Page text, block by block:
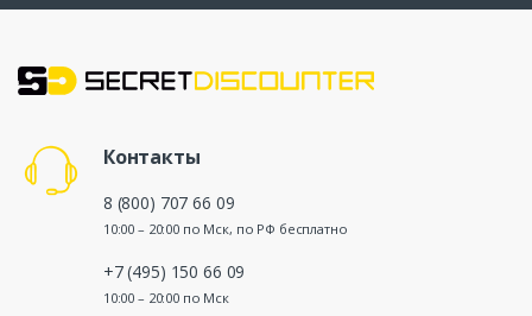
Контакты
8 (800) 707 66 09
10:00 – 20:00 по Мск, по РФ бесплатно
+7 (495) 150 66 09
10:00 – 20:00 по Мск